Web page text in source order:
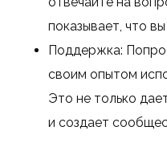
показывает, что
Поддержка:
своим опытом
Это не только
и создает